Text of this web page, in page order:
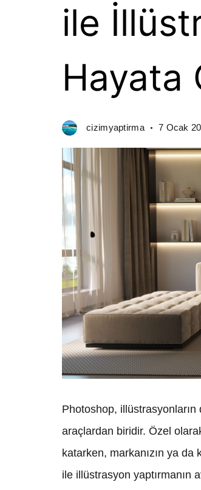
ile
Hayata
cizimyaptirma 7 Ocak
Photoshop,
araçlardan biridir. Özel
katarken, markanızın ya
ile illüstrasyon yaptırmanın